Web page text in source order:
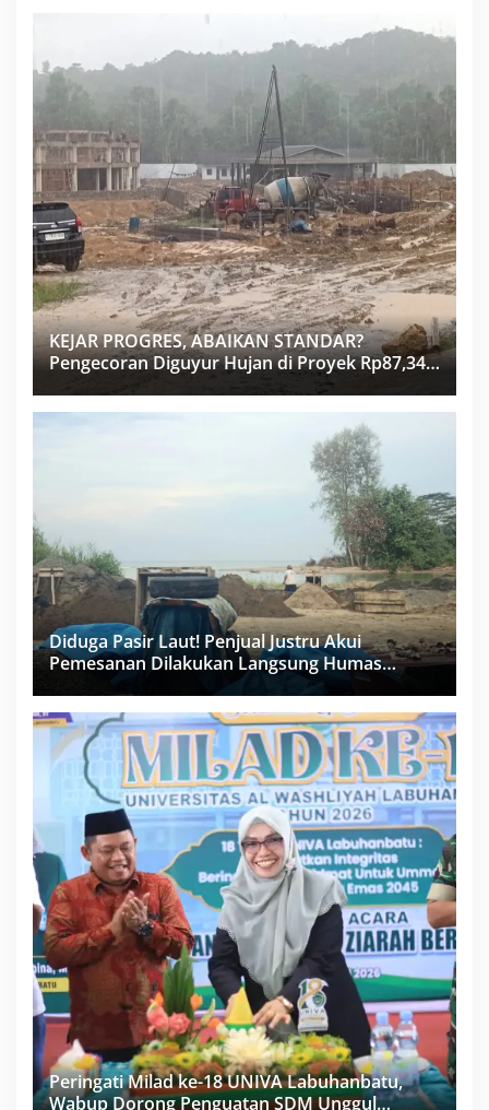
KEJAR PROGRES, ABAIKAN STANDAR?
Pengecoran Diguyur Hujan di Proyek Rp87,34
Miliar Sukma Nias, Konsultan, Pengawas dan
PPK Bungkam
Diduga Pasir Laut! Penjual Justru Akui
Pemesanan Dilakukan Langsung Humas
Peringati Milad ke-18 UNIVA Labuhanbatu,
Wabup Dorong Penguatan SDM Unggul